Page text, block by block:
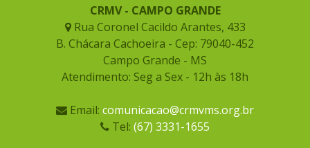
CRMV - CAMPO GRANDE
Rua Coronel Cacildo Arantes, 433
B. Chácara Cachoeira - Cep: 79040-452
Campo Grande - MS
Atendimento: Seg a Sex - 12h às 18h
Email: comunicacao@crmvms.org.br
Tel: (67) 3331-1655